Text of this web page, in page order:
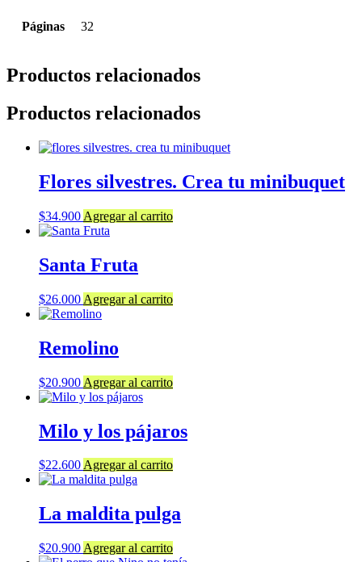
Páginas 32
Productos relacionados
Productos relacionados
Flores silvestres. Crea tu minibuquet
$34.900 Agregar al carrito
Santa Fruta
$26.000 Agregar al carrito
Remolino
$20.900 Agregar al carrito
Milo y los pájaros
$22.600Agregar al carrito
La maldita pulga
$20.900 Agregar al carrito